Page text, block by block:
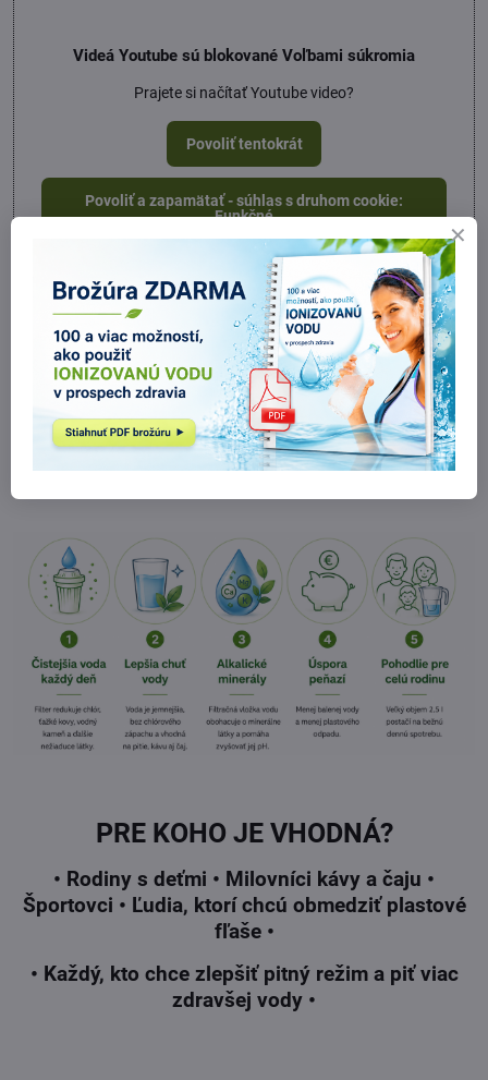
Videá Youtube sú blokované Voľbami súkromia
Prajete si načítať Youtube video?
Povoliť tentokrát
Povoliť a zapamätať - súhlas s druhom cookie:
Funkčné
Otvoriť video v novom okne
.
PRE KOHO JE VHODNÁ?
• Rodiny s deťmi • Milovníci kávy a čaju •
Športovci • Ľudia, ktorí chcú obmedziť plastové
fľaše •
• Každý, kto chce zlepšiť pitný režim a piť viac
zdravšej vody •